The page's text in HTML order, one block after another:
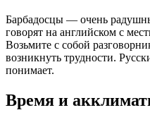
Барбадосцы — очень
говорят на английском с
Возьмите с собой
возникнуть трудности.
понимает.
Время и